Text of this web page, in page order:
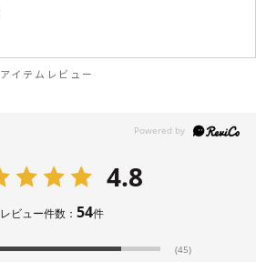
アイテムレビュー
4.8
レビュー件数： 54件
(45)